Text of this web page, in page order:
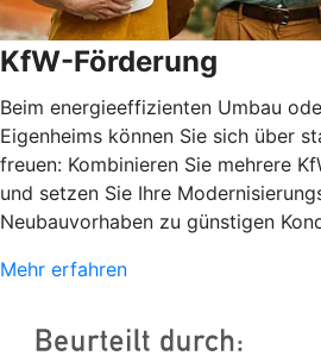
KfW-Förderung
Beim energieeffizienten Umbau
Eigenheims können Sie sich über
freuen: Kombinieren Sie mehrere
und setzen Sie Ihre
Neubauvorhaben zu günstigen
Mehr erfahren